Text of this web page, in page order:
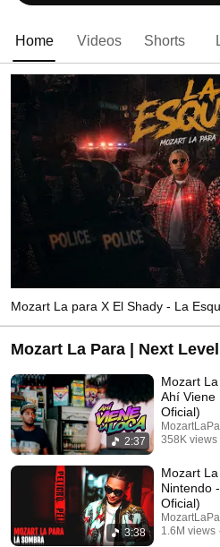
Home Videos Shorts
Mozart La para X El Shady - La
Mozart La Para | Next
2:37
Mozart
Ahí Viene
Oficial)
358K views
3:38
Mozart
Nintendo
Oficial)
1.6M views